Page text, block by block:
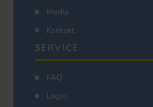
Media
Kontakt
SERVICE
FAQ
Login